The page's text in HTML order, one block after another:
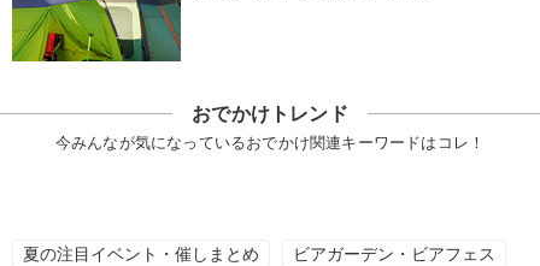
おでかけトレンド
今みんなが気になっているおでかけ関連キーワードはコレ！
夏の注目イベント・催しまとめ ビアガーデン・ビアフェス